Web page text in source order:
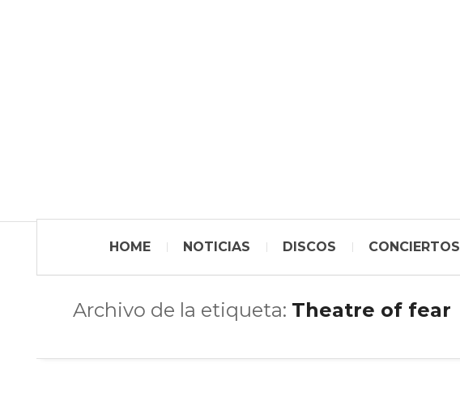
HOME NOTICIAS DISCOS CONCIERTOS
Archivo de la etiqueta: Theatre of fear